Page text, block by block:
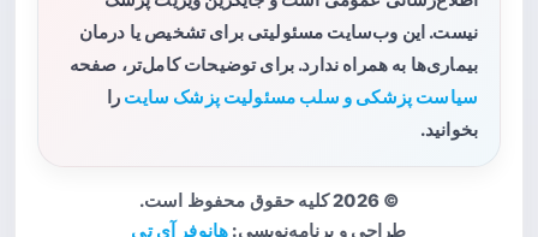
نیست. این وب‌سایت مسئولیتی برای تشخیص یا درمان
بیماری‌ها به همراه ندارد. برای توضیحات کامل‌تر، صفحه
سیاست پزشکی و سلب مسئولیت پزشک سایت را
بخوانید.
© 2026 کلیه حقوق محفوظ است.
طراحی و برنامه‌نویسی: هانوفر آی تی